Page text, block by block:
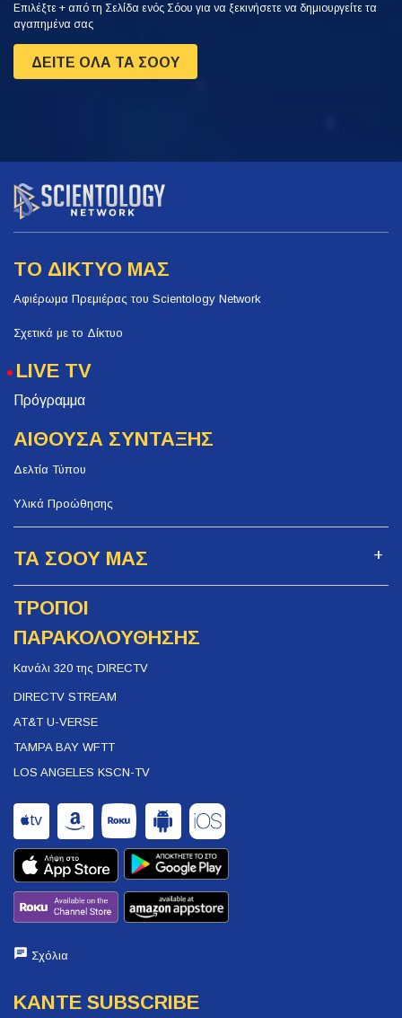
Επιλέξτε + από τη Σελίδα ενός Σόου για να ξεκινήσετε να δημιουργείτε τα
αγαπημένα σας
ΔΕΙΤΕ ΟΛΑ ΤΑ ΣΟΟΥ
ΤΟ ΔΙΚΤΥΟ ΜΑΣ
Αφιέρωμα Πρεμιέρας του Scientology Network
Σχετικά με το Δίκτυο
LIVE TV
Πρόγραμμα
ΑΙΘΟΥΣΑ ΣΥΝΤΑΞΗΣ
Δελτία Τύπου
Υλικά Προώθησης
ΤΑ ΣΟΟΥ ΜΑΣ
ΤΡΟΠΟΙ
ΠΑΡΑΚΟΛΟΥΘΗΣΗΣ
Κανάλι 320 της DIRECTV
DIRECTV STREAM
AT&T U-VERSE
TAMPA BAY WFTT
LOS ANGELES KSCN-TV
Σχόλια
ΚΑΝΤΕ SUBSCRIBE